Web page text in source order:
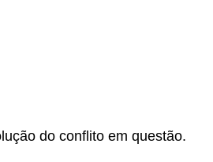
do conflito em questão.